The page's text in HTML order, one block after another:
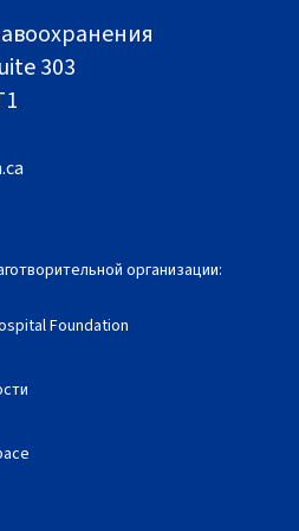
303
организации:
Foundation